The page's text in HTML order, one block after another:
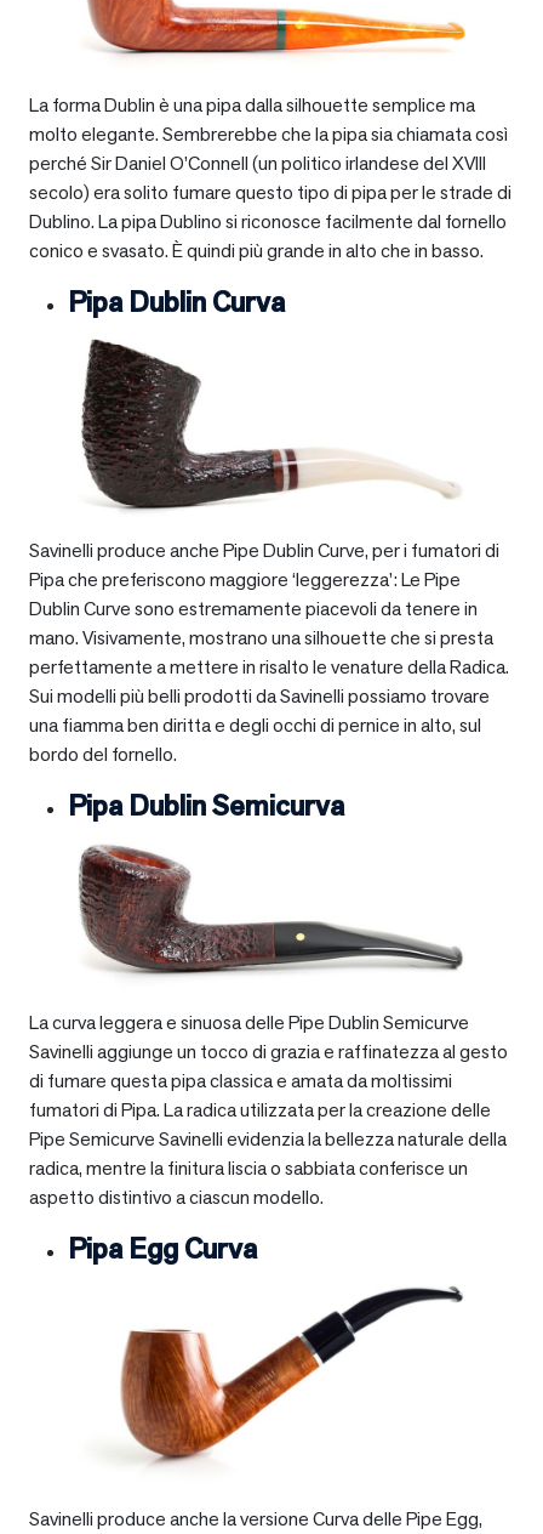
La forma Dublin è una pipa dalla silhouette semplice ma
molto elegante. Sembrerebbe che la pipa sia chiamata così
perché Sir Daniel O’Connell (un politico irlandese del XVIII
secolo) era solito fumare questo tipo di pipa per le strade di
Dublino. La pipa Dublino si riconosce facilmente dal fornello
conico e svasato. È quindi più grande in alto che in basso.
Pipa Dublin Curva
Savinelli produce anche Pipe Dublin Curve, per i fumatori di
Pipa che preferiscono maggiore ‘leggerezza’: Le Pipe
Dublin Curve sono estremamente piacevoli da tenere in
mano. Visivamente, mostrano una silhouette che si presta
perfettamente a mettere in risalto le venature della Radica.
Sui modelli più belli prodotti da Savinelli possiamo trovare
una fiamma ben diritta e degli occhi di pernice in alto, sul
bordo del fornello.
Pipa Dublin Semicurva
La curva leggera e sinuosa delle Pipe Dublin Semicurve
Savinelli aggiunge un tocco di grazia e raffinatezza al gesto
di fumare questa pipa classica e amata da moltissimi
fumatori di Pipa. La radica utilizzata per la creazione delle
Pipe Semicurve Savinelli evidenzia la bellezza naturale della
radica, mentre la finitura liscia o sabbiata conferisce un
aspetto distintivo a ciascun modello.
Pipa Egg Curva
Savinelli produce anche la versione Curva delle Pipe Egg,